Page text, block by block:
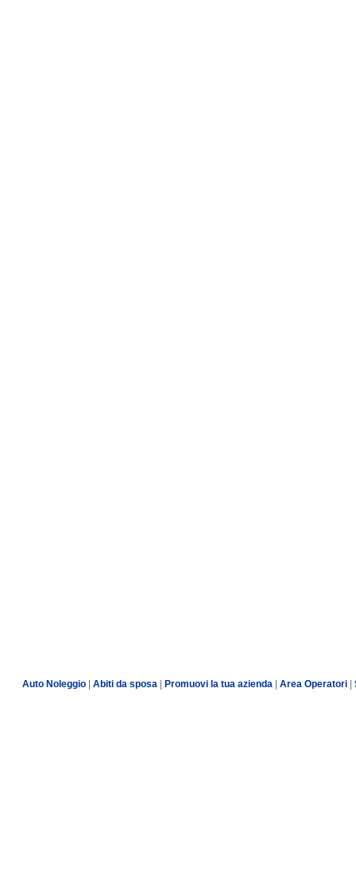
Auto Noleggio Abiti da sposa Promuovi la tua azienda Area Operatori